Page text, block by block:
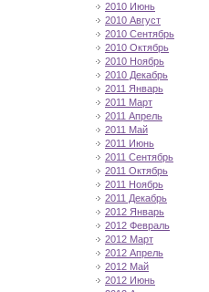
2010 Июнь
2010 Август
2010 Сентябрь
2010 Октябрь
2010 Ноябрь
2010 Декабрь
2011 Январь
2011 Март
2011 Апрель
2011 Май
2011 Июнь
2011 Сентябрь
2011 Октябрь
2011 Ноябрь
2011 Декабрь
2012 Январь
2012 Февраль
2012 Март
2012 Апрель
2012 Май
2012 Июнь